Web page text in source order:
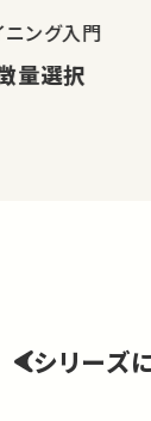
ニング入門
量選択
シリーズ